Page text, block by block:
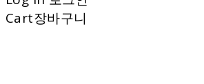
Cart장바구니